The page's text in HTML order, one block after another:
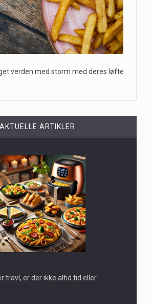
verden med storm med deres løfte
AKTUELLE ARTIKLER
travl, er der ikke altid tid eller